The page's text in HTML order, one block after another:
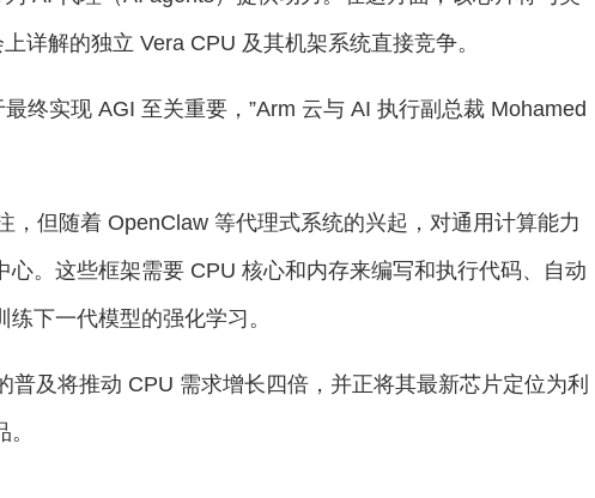
详解的独立 Vera CPU 及其机架系统直接竞争。
终实现 AGI 至关重要，”Arm 云与 AI 执行副总裁 Mohamed
，但随着 OpenClaw 等代理式系统的兴起，对通用计算能力
心。这些框架需要 CPU 核心和内存来编写和执行代码、自动
下一代模型的强化学习。
普及将推动 CPU 需求增长四倍，并正将其最新芯片定位为利